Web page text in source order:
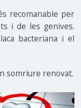
recomanable per
i de les genives.
bacteriana i el
somriure renovat.